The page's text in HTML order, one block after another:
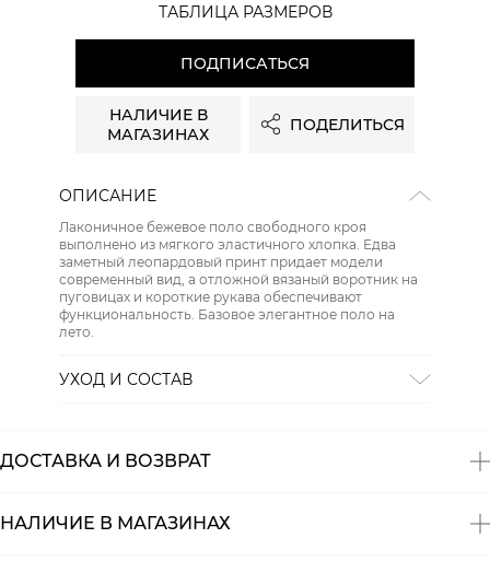
ТАБЛИЦА РАЗМЕРОВ
ПОДПИСАТЬСЯ
НАЛИЧИЕ В
МАГАЗИНАХ
ПОДЕЛИТЬСЯ
ОПИСАНИЕ
Лаконичное бежевое поло свободного кроя
выполнено из мягкого эластичного хлопка. Едва
заметный леопардовый принт придает модели
современный вид, а отложной вязаный воротник на
пуговицах и короткие рукава обеспечивают
функциональность. Базовое элегантное поло на
лето.
УХОД И СОСТАВ
ДОСТАВКА И ВОЗВРАТ
НАЛИЧИЕ В МАГАЗИНАХ